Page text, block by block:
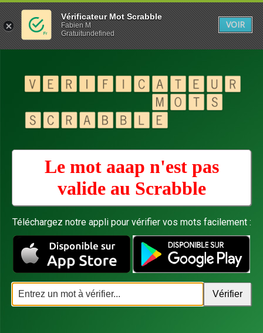
Le mot aaap n'est pas
valide au Scrabble
Téléchargez notre appli pour vérifier vos mots facilement :
Vérificateur Mot Scrabble
Fabien M
Gratuitundefined
VOIR